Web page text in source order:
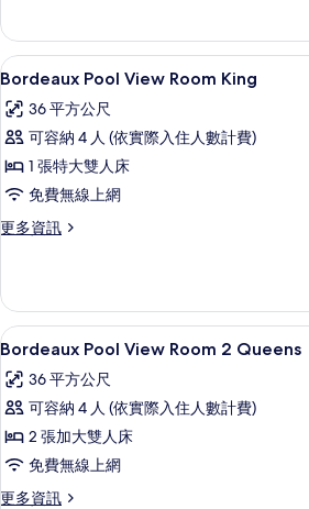
的
所
有
相
片
2
Queens
Mobility
In
的
情
顯
示
Bordeaux
Pool
View
Room
King
有
相
片
高級寢
4
Bordeaux Pool View Room King
36 平方公尺
可容納 4 人 (依實際入住人數計費)
1 張特大雙人床
免費無線上網
更多資訊
更
View
Room
King
詳
情
顯
示
Bordeaux
Pool
View
Room
2
高級寢
4
Bordeaux Pool View Room 2 Queens
36 平方公尺
可容納 4 人 (依實際入住人數計費)
2 張加大雙人床
免費無線上網
更多資訊
更